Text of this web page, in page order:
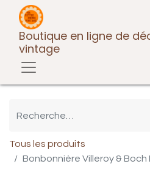
Boutique en ligne de
vintage
Tous les produits
Bonbonnière Villeroy &